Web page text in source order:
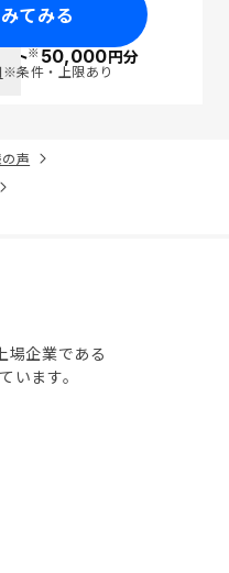
てみる
ト※50,000円分
※条件・上限あり
声
場企業である
ます。